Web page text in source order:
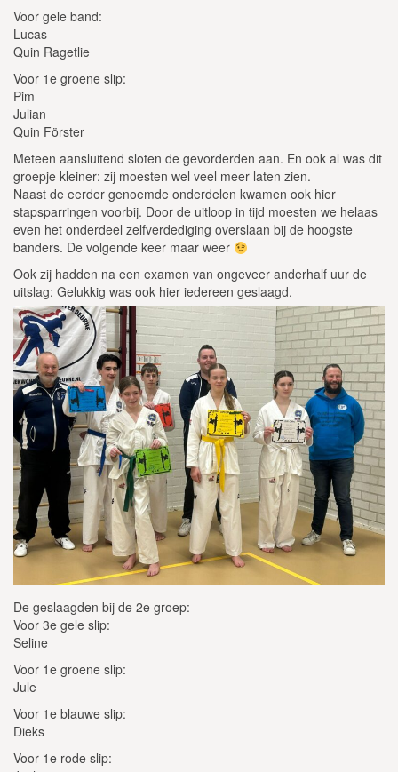
Voor gele band:
Lucas
Quin Ragetlie
Voor 1e groene slip:
Pim
Julian
Quin Förster
Meteen aansluitend sloten de gevorderden aan. En ook al was dit
groepje kleiner: zij moesten wel veel meer laten zien.
Naast de eerder genoemde onderdelen kwamen ook hier
stapsparringen voorbij. Door de uitloop in tijd moesten we helaas
even het onderdeel zelfverdediging overslaan bij de hoogste
banders. De volgende keer maar weer
Ook zij hadden na een examen van ongeveer anderhalf uur de
uitslag: Gelukkig was ook hier iedereen geslaagd.
De geslaagden bij de 2e groep:
Voor 3e gele slip:
Seline
Voor 1e groene slip:
Jule
Voor 1e blauwe slip:
Dieks
Voor 1e rode slip: